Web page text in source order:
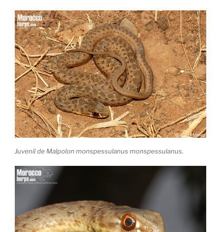
Juvenil de Malpolon monspessulanus monspessulanus.